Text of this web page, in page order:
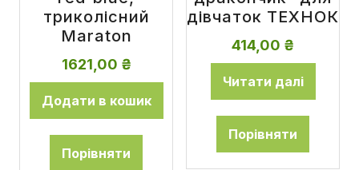
триколісний
Maraton
1621,00 ₴
Додати в кошик
Порівняти
дівчаток ТЕХНОК
414,00 ₴
Читати далі
Порівняти